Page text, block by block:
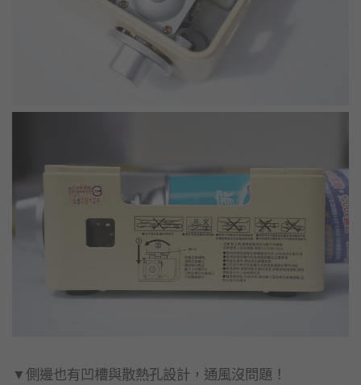
▼側邊也有凹槽與散熱孔設計，通風沒問題！